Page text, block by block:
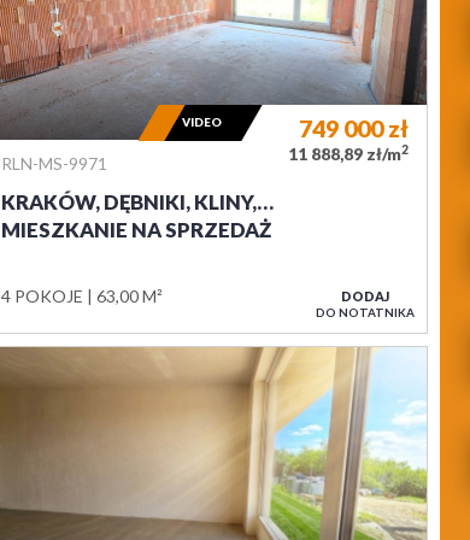
RLN-MS-9971
KRAKÓW, DĘBNIKI, KLINY,…
MIESZKANIE NA SPRZEDAŻ
4 POKOJE 63,00 M²
749 000zł
11 888,89 zł/m2
VIDEO
DODAJ
DO NOTATNIKA